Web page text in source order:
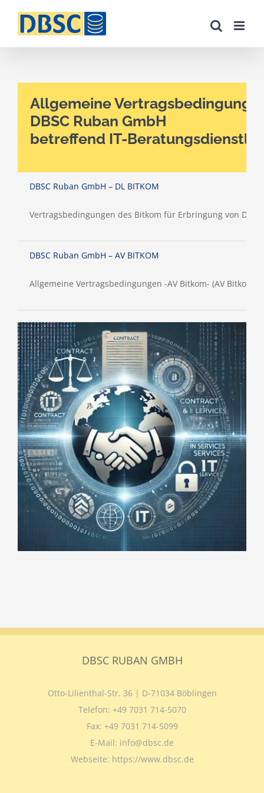
Allgemeine
DBSC Ruban GmbH
betreffend IT-
DBSC Ruban GmbH – DL BITKOM
Vertragsbedingungen des Bitkom für Erbringung von
DBSC Ruban GmbH – AV BITKOM
Allgemeine Vertragsbedingungen -AV Bitkom- (AV Bitkom,
DBSC RUBAN GMBH
Otto-Lilienthal-Str. 36 | D-71034 Böblingen
Telefon: +49 7031 714-5070
Fax: +49 7031 714-5099
E-Mail: info@dbsc.de
Webseite: https://www.dbsc.de